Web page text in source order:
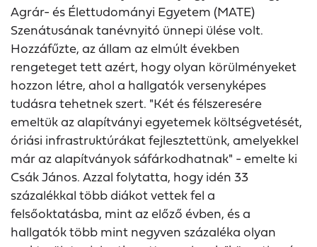
Agrár- és Élettudományi Egyetem (MATE)
Szenátusának tanévnyitó ünnepi ülése volt.
Hozzáfűzte, az állam az elmúlt években
rengeteget tett azért, hogy olyan körülményeket
hozzon létre, ahol a hallgatók versenyképes
tudásra tehetnek szert. "Két és félszeresére
emeltük az alapítványi egyetemek költségvetését,
óriási infrastruktúrákat fejlesztettünk, amelyekkel
már az alapítványok sáfárkodhatnak" - emelte ki
Csák János. Azzal folytatta, hogy idén 33
százalékkal több diákot vettek fel a
felsőoktatásba, mint az előző évben, és a
hallgatók több mint negyven százaléka olyan